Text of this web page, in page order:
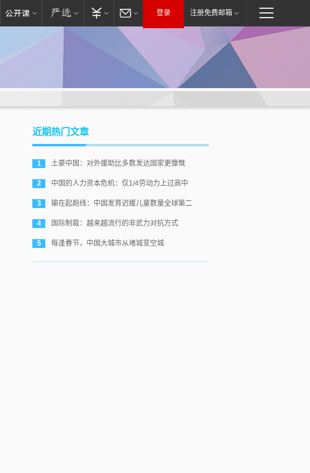
登录 注册免费邮箱
近期热门文章
1 土豪中国：对外援助比多数发达国家更慷慨
2 中国的人力资本危机：仅1/4劳动力上过高中
3 输在起跑线：中国发育迟缓儿童数量全球第二
4 国际制裁：越来越流行的非武力对抗方式
5 每逢春节，中国大城市从堵城变空城